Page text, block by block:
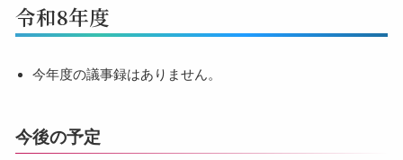
令和8年度
今年度の議事録はありません。
今後の予定